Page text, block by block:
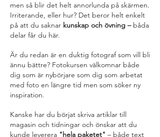
men så blir det helt annorlunda på skärmen.
Irriterande, eller hur? Det beror helt enkelt
på att du saknar kunskap och övning –båda
delar får du här.
Är du redan är en duktig fotograf som vill bli
ännu bättre? Fotokursen välkomnar både
dig som är nybörjare som dig som arbetat
med foto en längre tid men som söker ny
inspiration.
Kanske har du börjat skriva artiklar till
magasin och tidningar och önskar att du
kunde leverera "hela paketet" – både text